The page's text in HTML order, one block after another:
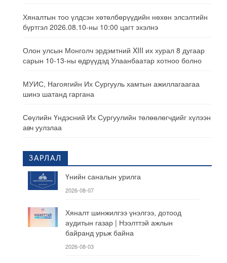
Хяналтын тоо үлдсэн хөтөлбөрүүдийн нөхөн элсэлтийн
бүртгэл 2026.08.10-ны 10:00 цагт эхэлнэ
Олон улсын Монголч эрдэмтний XIII их хурал 8 дугаар
сарын 10-13-ны өдрүүдэд Улаанбаатар хотноо болно
МУИС, Нагоягийн Их Сургууль хамтын ажиллагаагаа
шинэ шатанд гаргана
Сөүлийн Үндэсний Их Сургуулийн төлөөлөгчдийг хүлээн
авч уулзлаа
ЗАРЛАЛ
Үнийн саналын урилга
2026-08-07
Хяналт шинжилгээ үнэлгээ, дотоод
аудитын газар | Нээлттэй ажлын
байранд урьж байна
2026-08-03